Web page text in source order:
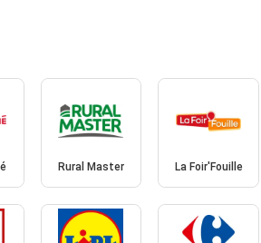
Rural Master La Foir'Fouille